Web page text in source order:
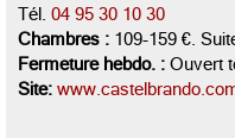
Tél. 04 95 30 10 30
Chambres : 109-159 €.
Fermeture hebdo. : Ouvert
Site: